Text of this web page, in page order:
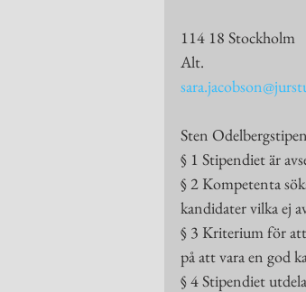
114 18 Stockholm
Alt.
Sten
§ 1 Stipendiet är
§ 2 Kompetenta
kandidater vilka ej
§ 3 Kriterium för
på att vara en god
§ 4 Stipendiet